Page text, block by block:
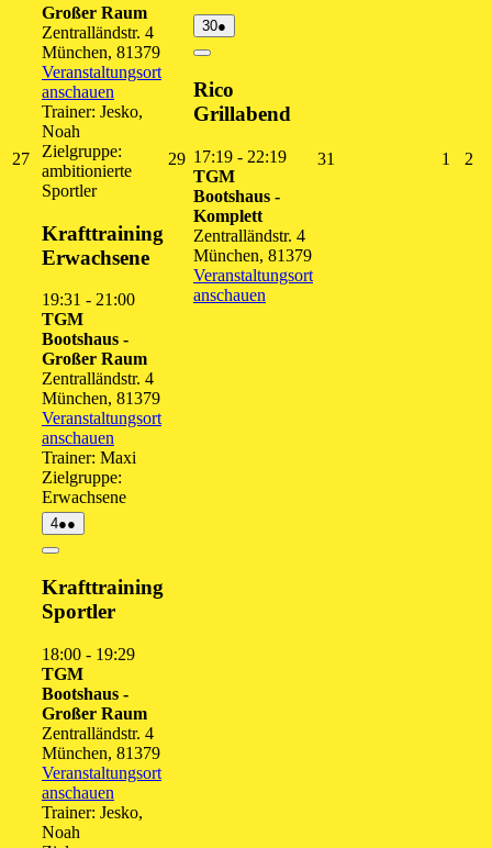
2727.
Juli
2026
Großer Raum
Zentralländstr. 4
München, 81379
Veranstaltungsort
anschauen
Trainer: Jesko,
Noah
Zielgruppe:
ambitionierte
Sportler
Krafttraining
Erwachsene
19:31 - 21:00
TGM
Bootshaus -
Großer Raum
Zentralländstr. 4
München, 81379
Veranstaltungsort
anschauen
Trainer: Maxi
Zielgruppe:
Erwachsene
2929.
Juli
2026
3030.
Juli
●
Veranstaltung)
Close
Rico
Grillabend
17:19 - 22:19
TGM
Bootshaus -
Komplett
Zentralländstr. 4
München, 81379
Veranstaltungsort
anschauen
31 1 2
44.
August
2026
●●
Veranstaltungen)
Close
Krafttraining
Sportler
18:00 - 19:29
TGM
Bootshaus -
Großer Raum
Zentralländstr. 4
München, 81379
Veranstaltungsort
anschauen
Trainer: Jesko,
Noah